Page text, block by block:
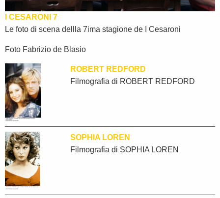
I CESARONI 7
Le foto di scena dellla 7ima stagione de I Cesaroni
Foto Fabrizio de Blasio
ROBERT REDFORD
Filmografia di ROBERT REDFORD
SOPHIA LOREN
Filmografia di SOPHIA LOREN